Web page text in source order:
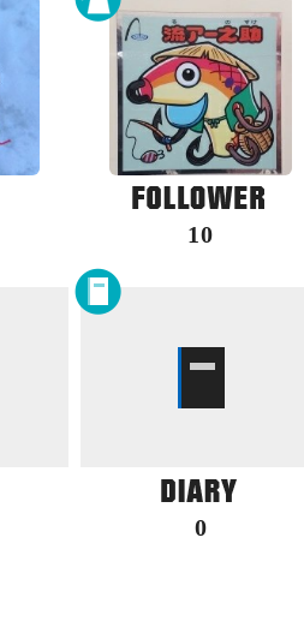
10
0